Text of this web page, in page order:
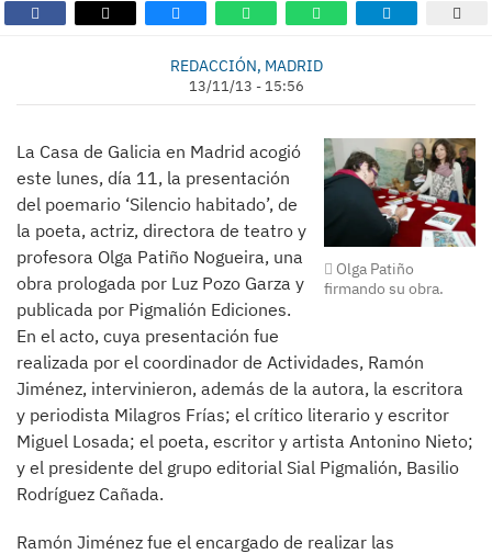
REDACCIÓN, MADRID
13/11/13 - 15:56
Olga Patiño
firmando su obra.
La Casa de Galicia en Madrid acogió
este lunes, día 11, la presentación
del poemario ‘Silencio habitado’, de
la poeta, actriz, directora de teatro y
profesora Olga Patiño Nogueira, una
obra prologada por Luz Pozo Garza y
publicada por Pigmalión Ediciones.
En el acto, cuya presentación fue
realizada por el coordinador de Actividades, Ramón
Jiménez, intervinieron, además de la autora, la escritora
y periodista Milagros Frías; el crítico literario y escritor
Miguel Losada; el poeta, escritor y artista Antonino Nieto;
y el presidente del grupo editorial Sial Pigmalión, Basilio
Rodríguez Cañada.
Ramón Jiménez fue el encargado de realizar las